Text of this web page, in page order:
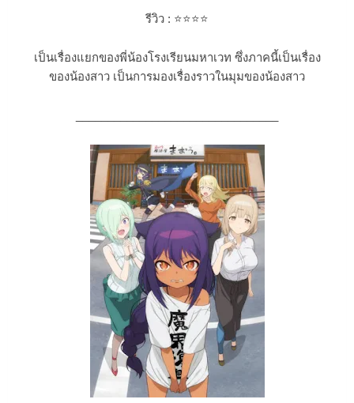
รีวิว : ⭐⭐⭐⭐
เป็นเรื่องแยกของพี่น้องโรงเรียนมหาเวท ซึ่งภาคนี้เป็นเรื่อง
ของน้องสาว เป็นการมองเรื่องราวในมุมของน้องสาว